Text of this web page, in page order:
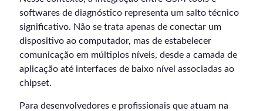
softwares de diagnóstico representa um salto técnico
significativo. Não se trata apenas de conectar um
dispositivo ao computador, mas de estabelecer
comunicação em múltiplos níveis, desde a camada de
aplicação até interfaces de baixo nível associadas ao
chipset.
Para desenvolvedores e profissionais que atuam na